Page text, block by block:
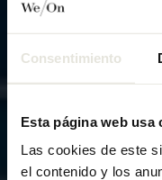
Consentimiento
Esta página web usa
Las cookies de este
el contenido y los